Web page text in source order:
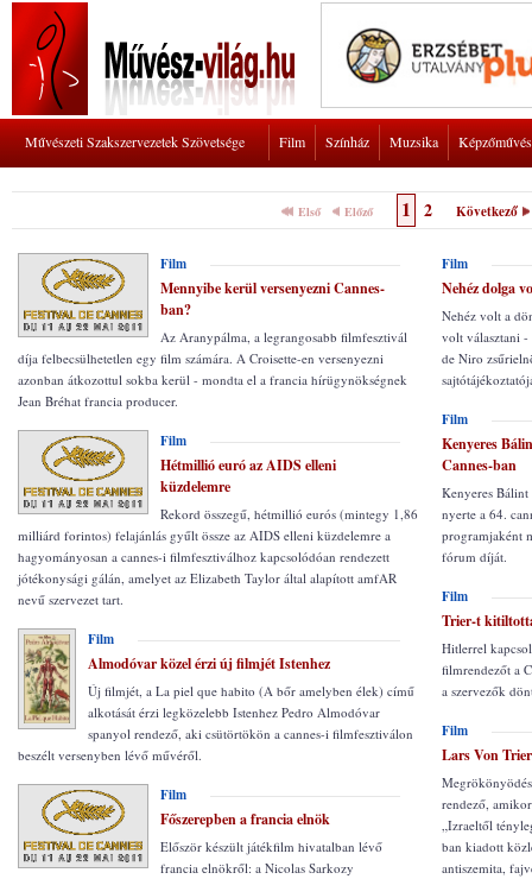
Művészeti Szakszervezetek Szövetsége Film Színház Muzsika
Első Előző 1 2 Következő
Film
Mennyibe kerül versenyezni Cannes-
ban?
Az Aranypálma, a legrangosabb filmfesztivál
díja felbecsülhetetlen egy film számára. A Croisette-en versenyezni
azonban átkozottul sokba kerül - mondta el a francia hírügynökségnek
Jean Bréhat francia producer.
Film
Hétmillió euró az AIDS elleni
küzdelemre
Rekord összegű, hétmillió eurós (mintegy 1,86
milliárd forintos) felajánlás gyűlt össze az AIDS elleni küzdelemre a
hagyományosan a cannes-i filmfesztiválhoz kapcsolódóan rendezett
jótékonysági gálán, amelyet az Elizabeth Taylor által alapított amfAR
nevű szervezet tart.
Film
Almodóvar közel érzi új filmjét Istenhez
Új filmjét, a La piel que habito (A bőr amelyben élek) című
alkotását érzi legközelebb Istenhez Pedro Almodóvar
spanyol rendező, aki csütörtökön a cannes-i filmfesztiválon
beszélt versenyben lévő művéről.
Film
Főszerepben a francia elnök
Először készült játékfilm hivatalban lévő
francia elnökről: a Nicolas Sarkozy
Film
Nehéz dolga
Nehéz volt a
volt választani -
de Niro
Film
Kenyeres
Cannes-ban
Kenyeres
nyerte a 64.
programjaként
fórum díját.
Film
Trier-t
Hitlerrel
filmrendezőt a
a szervezők
Film
Lars Von
rendező,
„Izraeltől
ban kiadott
antiszemita,